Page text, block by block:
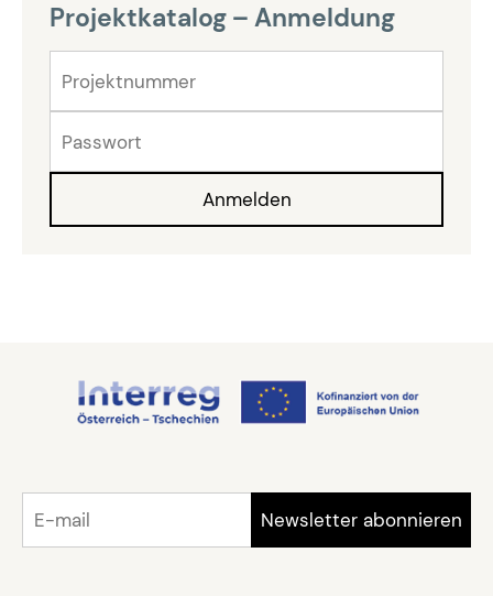
Projektkatalog – Anmeldung